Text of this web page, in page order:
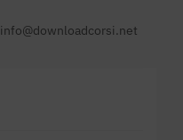
info@downloadcorsi.net